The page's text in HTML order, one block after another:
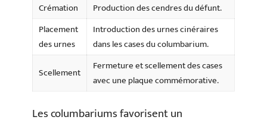
Crémation
Production des cendres du défunt.
Placement
des urnes
Introduction des urnes cinéraires
dans les cases du columbarium.
Scellement
Fermeture et scellement des cases
avec une plaque commémorative.
Les columbariums favorisent un